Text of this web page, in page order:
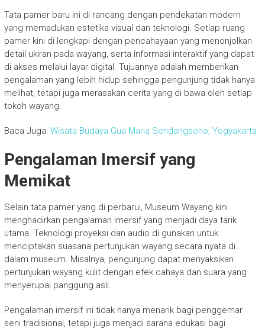
Tata pamer baru ini di rancang dengan pendekatan modern
yang memadukan estetika visual dan teknologi. Setiap ruang
pamer kini di lengkapi dengan pencahayaan yang menonjolkan
detail ukiran pada wayang, serta informasi interaktif yang dapat
di akses melalui layar digital. Tujuannya adalah memberikan
pengalaman yang lebih hidup sehingga pengunjung tidak hanya
melihat, tetapi juga merasakan cerita yang di bawa oleh setiap
tokoh wayang.
Baca Juga: Wisata Budaya Gua Maria Sendangsono, Yogyakarta
Pengalaman Imersif yang
Memikat
Selain tata pamer yang di perbarui, Museum Wayang kini
menghadirkan pengalaman imersif yang menjadi daya tarik
utama. Teknologi proyeksi dan audio di gunakan untuk
menciptakan suasana pertunjukan wayang secara nyata di
dalam museum. Misalnya, pengunjung dapat menyaksikan
pertunjukan wayang kulit dengan efek cahaya dan suara yang
menyerupai panggung asli.
Pengalaman imersif ini tidak hanya menarik bagi penggemar
seni tradisional, tetapi juga menjadi sarana edukasi bagi